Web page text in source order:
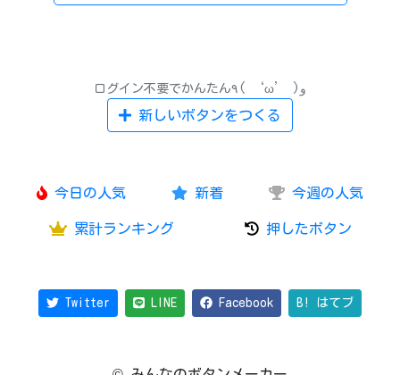
ログイン不要でかんたん٩( ‘ω’ )و
新しいボタンをつくる
今日の人気 新着 今週の人気
累計ランキング 押したボタン
Twitter LINE Facebook B! はてブ